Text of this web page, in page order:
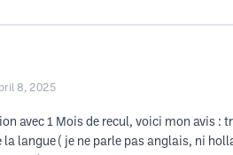
8, 2025
avec 1 Mois de recul, voici mon avis :
la langue ( je ne parle pas anglais, ni